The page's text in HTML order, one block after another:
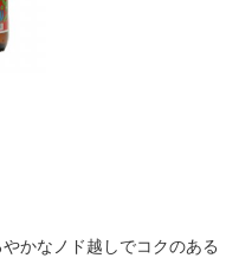
かなノド越しでコクのある